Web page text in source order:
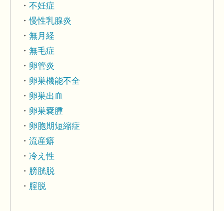
不妊症
慢性乳腺炎
無月経
無毛症
卵管炎
卵巣機能不全
卵巣出血
卵巣嚢腫
卵胞期短縮症
流産癖
冷え性
膀胱脱
腟脱